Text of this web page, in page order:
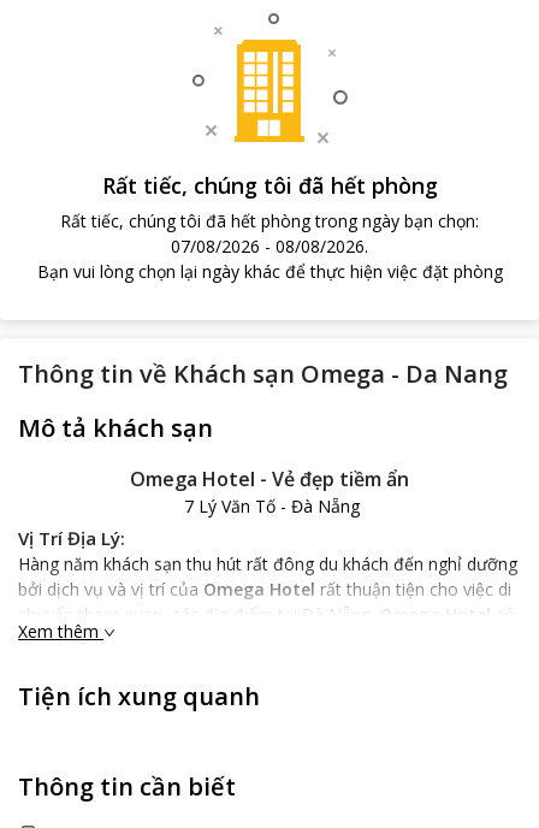
Rất tiếc, chúng tôi đã hết phòng
Rất tiếc, chúng tôi đã hết phòng trong ngày bạn chọn:
07/08/2026 - 08/08/2026.
Bạn vui lòng chọn lại ngày khác để thực hiện việc đặt phòng
Thông tin về Khách sạn Omega - Da Nang
Mô tả khách sạn
Omega Hotel - Vẻ đẹp tiềm ẩn
7 Lý Văn Tố - Đà Nẵng
Vị Trí Địa Lý:
Hàng năm khách sạn thu hút rất đông du khách đến nghỉ dưỡng
bởi dịch vụ và vị trí của Omega Hotel rất thuận tiện cho việc di
chuyển tham quan các địa điểm tại Đà Nẵng.
Omega Hotel
có
vị trí đẹp ngay Bãi biễn Mỹ Khê, cách cầu sông Hàn trung tâm
chỉ 15 phút đi xe.
lợi thế nằm gần bãi biễn nên
khí biển trong lành của làn gió biển thổi về. Đồng thời có thể
Xem thêm
Tiện ích xung quanh
Thông tin cần biết